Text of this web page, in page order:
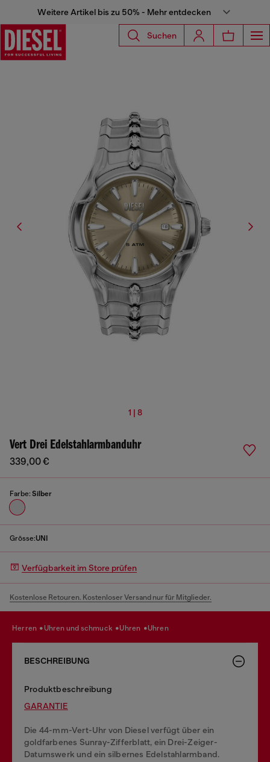
Weitere Artikel bis zu 50% - Mehr entdecken
Suchen
1 | 8
Vert Drei Edelstahlarmbanduhr
339,00 €
Farbe: Silber
Grösse:UNI
Verfügbarkeit im Store prüfen
Kostenlose Retouren. Kostenloser Versand nur für Mitglieder.
herren uhren und schmuck uhren uhren
BESCHREIBUNG
Produktbeschreibung
GARANTIE
Die 44-mm-Vert-Uhr von Diesel verfügt über ein
goldfarbenes Sunray-Zifferblatt, ein Drei-Zeiger-
Datumswerk und ein silbernes Edelstahlarmband.